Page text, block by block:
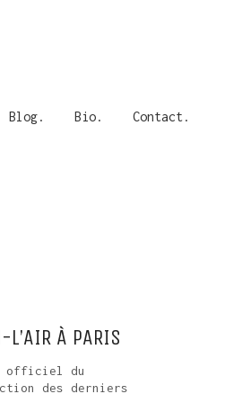
Blog. Bio. Contact.
L’AIR À PARIS
officiel du
des derniers